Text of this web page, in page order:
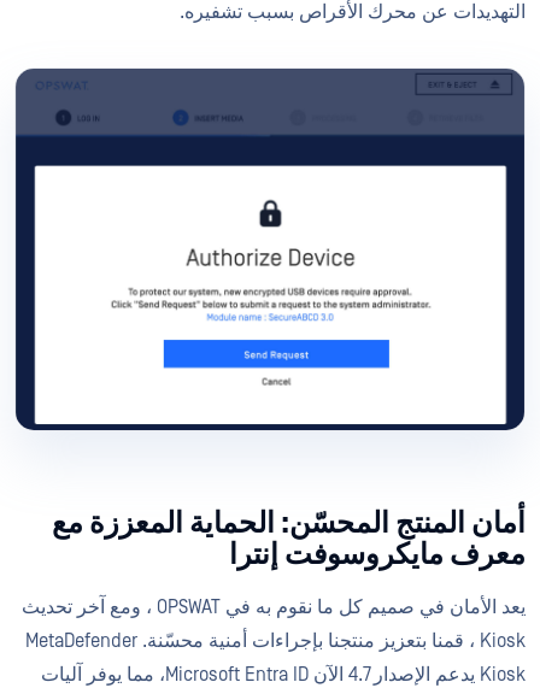
التهديدات عن محرك الأقراص بسبب تشفيره.
أمان المنتج المحسّن: الحماية المعززة مع
معرف مايكروسوفت إنترا
يعد الأمان في صميم كل ما نقوم به في OPSWAT ، ومع آخر تحديث
Kiosk ، قمنا بتعزيز منتجنا بإجراءات أمنية محسّنة. MetaDefender
Kiosk يدعم الإصدار 4.7 الآن Microsoft Entra ID، مما يوفر آليات